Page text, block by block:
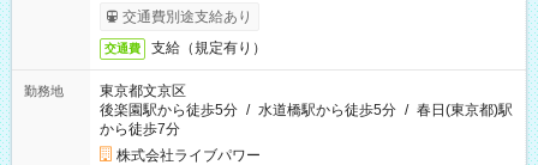
交通費別途支給あり
交通費 支給（規定有り）
勤務地
東京都文京区
後楽園駅から徒歩5分 / 水道橋駅から徒歩5分 / 春日(東京都)駅
から徒歩7分
株式会社ライブパワー